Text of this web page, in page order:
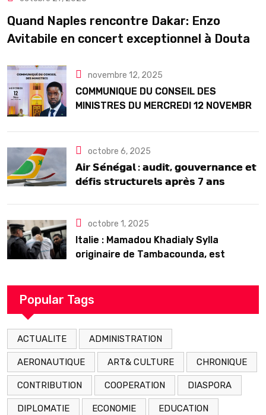
Quand Naples rencontre Dakar: Enzo
Avitabile en concert exceptionnel à Douta
novembre 12, 2025
COMMUNIQUE DU CONSEIL DES
MINISTRES DU MERCREDI 12 NOVEMBRE
octobre 6, 2025
𝗔𝗶𝗿 𝗦𝗲́𝗻𝗲́𝗴𝗮𝗹 : 𝗮𝘂𝗱𝗶𝘁, 𝗴𝗼𝘂𝘃𝗲𝗿𝗻𝗮𝗻𝗰𝗲 𝗲𝘁
𝗱𝗲́𝗳𝗶𝘀 𝘀𝘁𝗿𝘂𝗰𝘁𝘂𝗿𝗲𝗹𝘀 𝗮𝗽𝗿𝗲̀𝘀 7 𝗮𝗻𝘀
octobre 1, 2025
Italie : Mamadou Khadialy Sylla
originaire de Tambacounda, est
arrestation
Popular Tags
ACTUALITE ADMINISTRATION
AERONAUTIQUE ART& CULTURE CHRONIQUE
CONTRIBUTION COOPERATION DIASPORA
DIPLOMATIE ECONOMIE EDUCATION